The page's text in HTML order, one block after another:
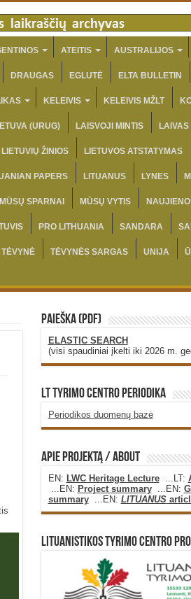
ATEITIS AUSTRALIJOS
DRAUGAS EGLUTĖ ELTA BULLETIN
KELEIVIS KELEIVIS MŽLT
(URUG) LAISVOJI MINTIS LAIVAS
LIETUVIŲ ŽINIOS LIETUVOS ATSTATYMAS
PAPERS LITUANUS LYNES
MŪSŲ SPARNAI MŪSŲ VYTIS
PRO LITHUANIA SANDARA
TĖVYNĖ TĖVYNĖS SARGAS UNIJA
PAIEŠKA (PDF)
ELASTIC SEARCH
(visi spaudiniai įkelti iki 2026 m.
LT Tyrimo Centro Periodika
Periodikos duomenų bazė
Apie projektą / About
EN: LWC Heritage Lecture...LT:
...EN: Project summary...EN:
summary...EN: LITUANUS
Lituanistikos Tyrimo Centro